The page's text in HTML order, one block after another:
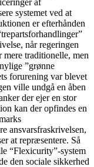
af
systemet ved at
er efterhånden
når regeringen
mere traditionelle, men
”grønne
forurening var blevet
ville undgå en åben
der ejer en stor
kan der opfindes en
ansvarsfraskrivelsen,
at repræsentere. Så
“Flexicurity”-system
den sociale sikkerhed